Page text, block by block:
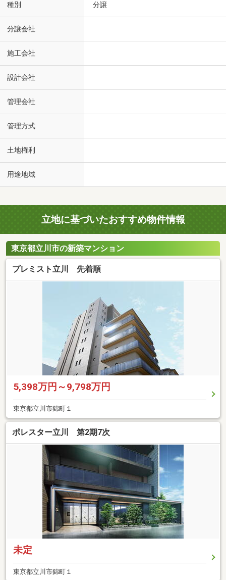
種別 分譲
分譲会社
施工会社
設計会社
管理会社
管理方式
土地権利
用途地域
立地に基づいたおすすめ物件情報
東京都立川市の新築マンション
プレミスト立川 先着順
5,398万円～9,798万円
東京都立川市錦町１
ポレスター立川 第2期7次
未定
東京都立川市錦町１